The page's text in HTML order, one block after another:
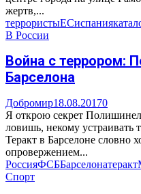
жертв,...
террористыЕСиспания
В России
Война с террором:
Барселона
Добромир18.08.20170
Я открою секрет
ловишь, некому устраивать
Теракт в Барселоне словно
опровержением...
РоссияФСББарселонатеракт
Спорт